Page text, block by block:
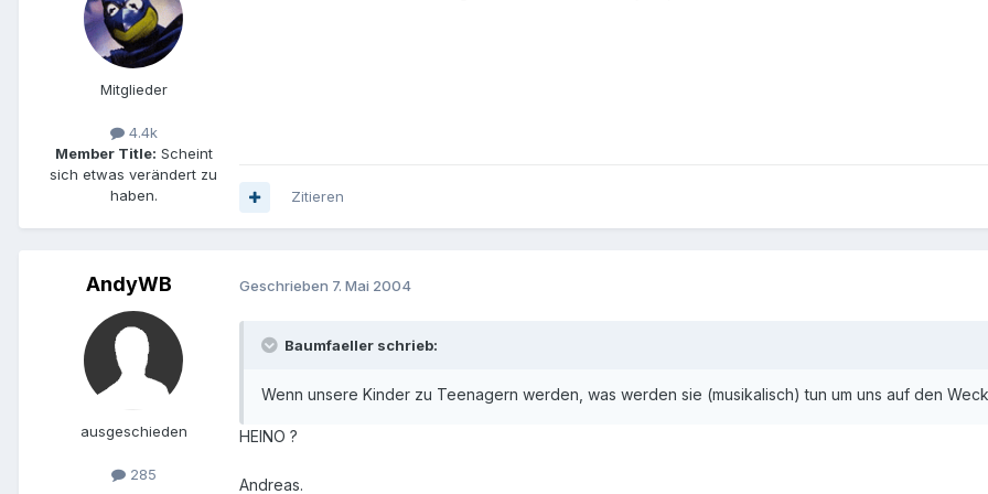
Mitglieder
4.4k
Member Title: Scheint
sich etwas verändert zu
haben.
Zitieren
AndyWB
ausgeschieden
285
Geschrieben 7. Mai 2004
Baumfaeller schrieb:
Wenn unsere Kinder zu Teenagern werden, was werden sie (musikalisch) tun um uns auf den
HEINO ?
Andreas.